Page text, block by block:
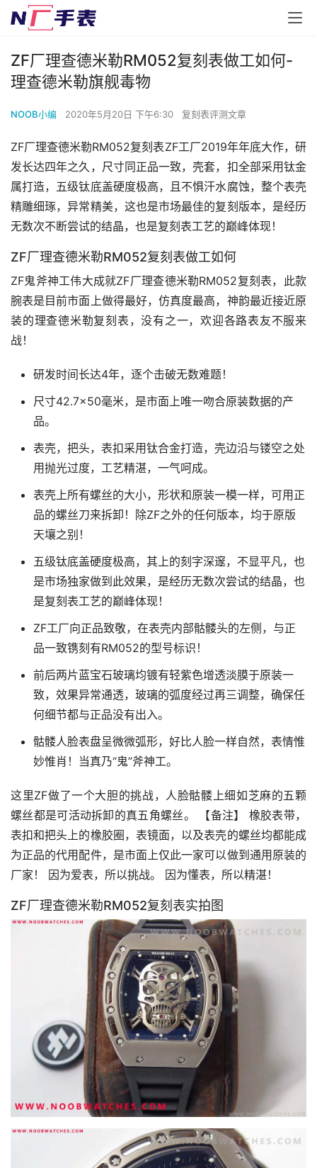
ZF厂理查德米勒RM052复刻表做工如何-
理查德米勒旗舰毒物
NOOB小编 2020年5月20日 下午6:30 复刻表评测文章
ZF厂理查德米勒RM052复刻表ZF工厂2019年年底大作，研
发长达四年之久，尺寸同正品一致，壳套，扣全部采用钛金
属打造，五级钛底盖硬度极高，且不惧汗水腐蚀，整个表壳
精雕细琢，异常精美，这也是市场最佳的复刻版本，是经历
无数次不断尝试的结晶，也是复刻表工艺的巅峰体现！
ZF厂理查德米勒RM052复刻表做工如何
ZF鬼斧神工伟大成就ZF厂理查德米勒RM052复刻表，此款
腕表是目前市面上做得最好，仿真度最高，神韵最近接近原
装的理查德米勒复刻表，没有之一，欢迎各路表友不服来
战！
研发时间长达4年，逐个击破无数难题！
尺寸42.7×50毫米，是市面上唯一吻合原装数据的产
品。
表壳，把头，表扣采用钛合金打造，壳边沿与镂空之处
用抛光过度，工艺精湛，一气呵成。
表壳上所有螺丝的大小，形状和原装一模一样，可用正
品的螺丝刀来拆卸！除ZF之外的任何版本，均于原版
天壤之别！
五级钛底盖硬度极高，其上的刻字深邃，不显平凡，也
是市场独家做到此效果，是经历无数次尝试的结晶，也
是复刻表工艺的巅峰体现！
ZF工厂向正品致敬，在表壳内部骷髅头的左侧，与正
品一致镌刻有RM052的型号标识！
前后两片蓝宝石玻璃均镀有轻紫色增透淡膜于原装一
致，效果异常通透，玻璃的弧度经过再三调整，确保任
何细节都与正品没有出入。
骷髅人脸表盘呈微微弧形，好比人脸一样自然，表情惟
妙惟肖！当真乃“鬼”斧神工。
这里ZF做了一个大胆的挑战，人脸骷髅上细如芝麻的五颗
螺丝都是可活动拆卸的真五角螺丝。 【备注】 橡胶表带，
表扣和把头上的橡胶圈，表镜面，以及表壳的螺丝均都能成
为正品的代用配件，是市面上仅此一家可以做到通用原装的
厂家！ 因为爱表，所以挑战。 因为懂表，所以精湛！
ZF厂理查德米勒RM052复刻表实拍图